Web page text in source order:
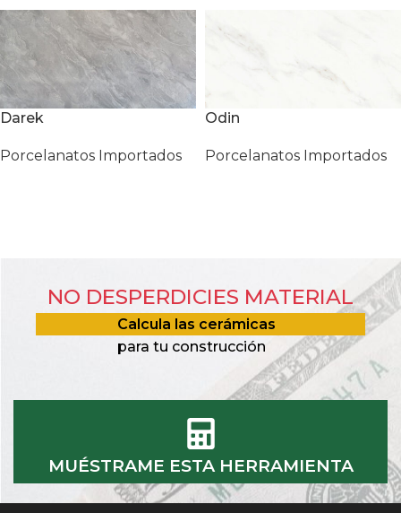
Darek
Porcelanatos Importados
Odin
Porcelanatos Importados
NO DESPERDICIES MATERIAL
Calcula las cerámicas
para tu construcción
MUÉSTRAME ESTA HERRAMIENTA